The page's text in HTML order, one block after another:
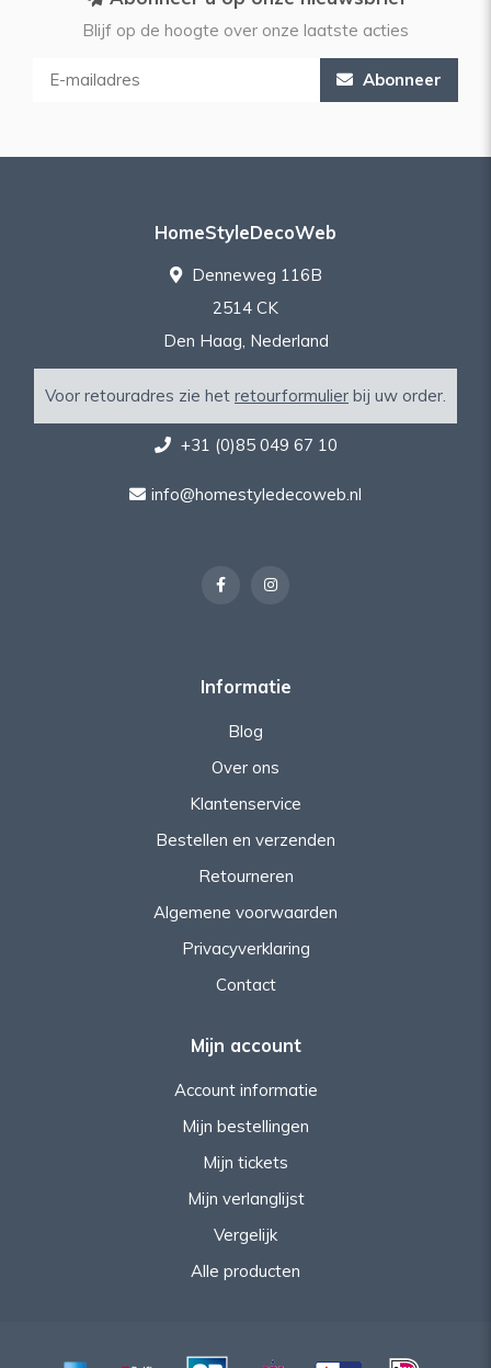
Blijf op de hoogte over onze laatste acties
Abonneer
HomeStyleDecoWeb
Denneweg 116B
2514 CK
Den Haag, Nederland
Voor retouradres zie het retourformulier bij uw order.
+31 (0)85 049 67 10
info@homestyledecoweb.nl
Informatie
Blog
Over ons
Klantenservice
Bestellen en verzenden
Retourneren
Algemene voorwaarden
Privacyverklaring
Contact
Mijn account
Account informatie
Mijn bestellingen
Mijn tickets
Mijn verlanglijst
Vergelijk
Alle producten